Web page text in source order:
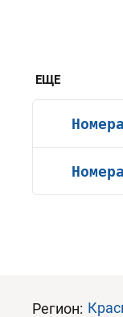
ЕЩЕ
Регион: